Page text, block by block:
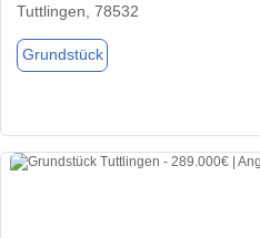
Tuttlingen, 78532
Grundstück